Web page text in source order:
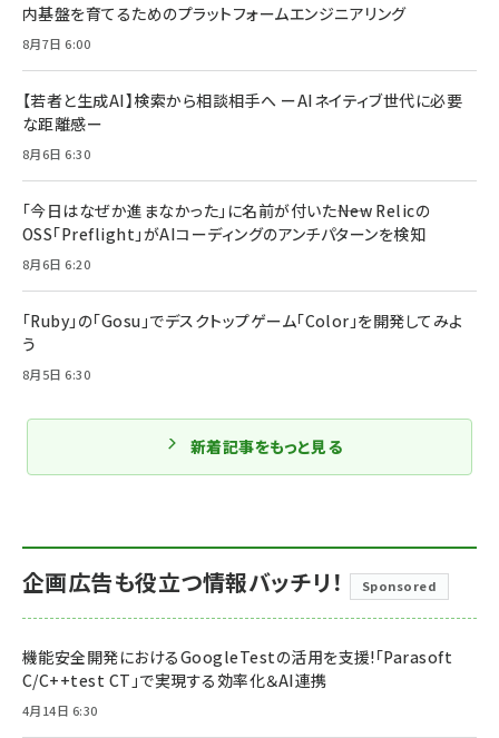
内基盤を育てるためのプラットフォームエンジニアリング
8月7日 6:00
【若者と生成AI】検索から相談相手へ ーAIネイティブ世代に必要
な距離感ー
8月6日 6:30
「今日はなぜか進まなかった」に名前が付いた――New Relicの
OSS「Preflight」がAIコーディングのアンチパターンを検知
8月6日 6:20
「Ruby」の「Gosu」でデスクトップゲーム「Color」を開発してみよ
う
8月5日 6:30
新着記事をもっと見る
企画広告も役立つ情報バッチリ！ Sponsored
機能安全開発におけるGoogleTestの活用を支援!「Parasoft
C/C++test CT」で実現する効率化＆AI連携
4月14日 6:30